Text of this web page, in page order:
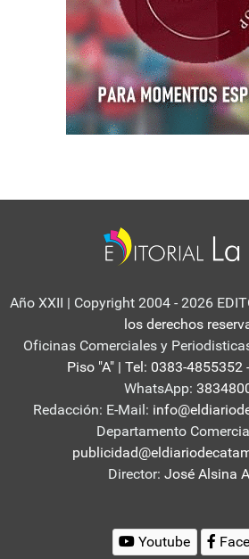
Año XXII | Copyright 2004 - 2026
los derechos
Oficinas Comerciales y
Piso "A" | Tel: 0383-
WhatsApp:
Redacción: E-Mail:
Departamento
Director: José Alsina
Youtube